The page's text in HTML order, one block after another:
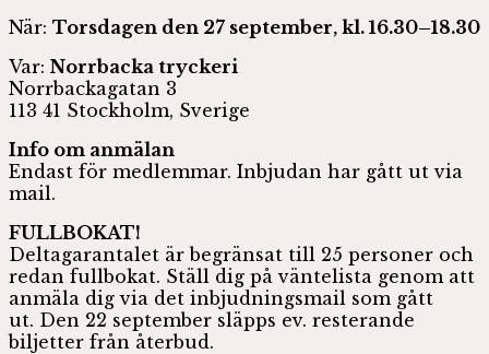
När: Torsdagen den 27 september, kl. 16.30–18.30
Var: Norrbacka tryckeri
Norrbackagatan 3
113 41 Stockholm, Sverige
Info om anmälan
Endast för medlemmar. Inbjudan har gått ut via
mail.
FULLBOKAT!
Deltagarantalet är begränsat till 25 personer och
redan fullbokat. Ställ dig på väntelista genom att
anmäla dig via det inbjudningsmail som gått
ut. Den 22 september släpps ev. resterande
biljetter från återbud.